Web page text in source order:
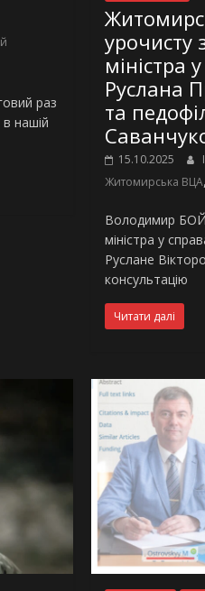
раз
нашій
урочисту
міністра
Руслана
та
15.10.2025
Житомирська ВЦА,
Володимир
міністра у
Руслане
консультацію
Читати далі